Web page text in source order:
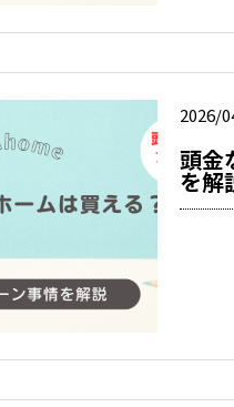
2026/
頭金
を解